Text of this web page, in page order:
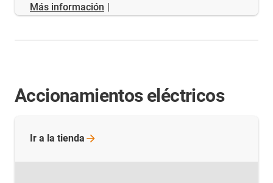
Más información |
Accionamientos eléctricos
Ir a la tienda